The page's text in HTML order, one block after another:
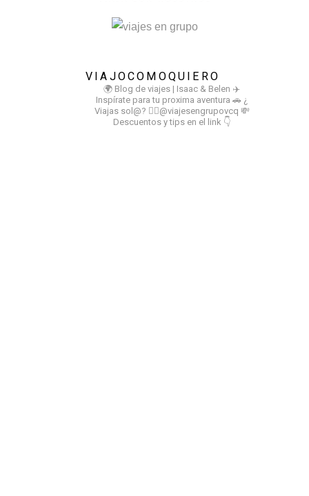
VIAJOCOMOQUIERO
🌍 Blog de viajes | Isaac & Belen ✈️
Inspírate para tu proxima aventura 🚗 ¿
Viajas sol@? 👉🏻@viajesengrupovcq 💸
Descuentos y tips en el link 👇